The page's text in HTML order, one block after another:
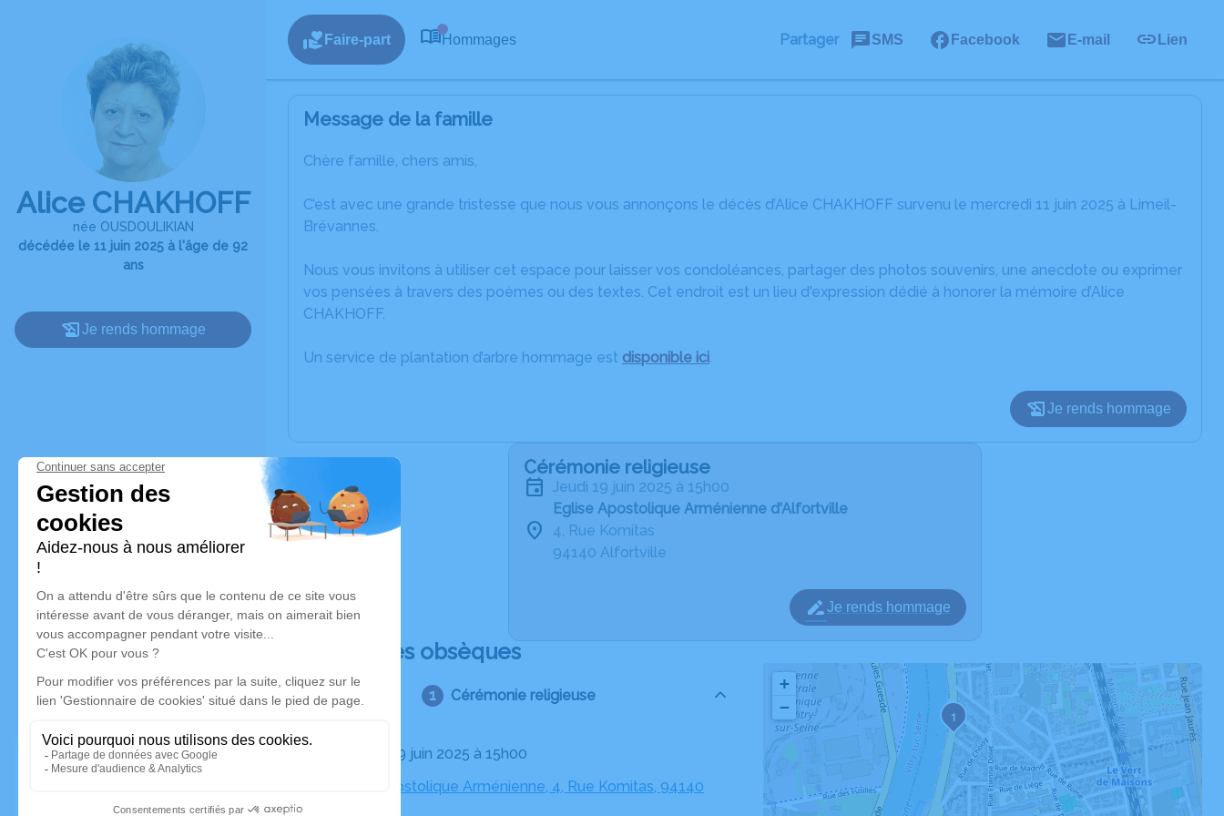
Alice CHAKHOFF
née OUSDOULIKIAN
décédée le 11 juin 2025 à l'âge de 92
ans
Je rends hommage
Faire-part Hommages Partager SMS Facebook E-mail Lien
Message de la famille
Chère famille, chers amis,
C’est avec une grande tristesse que nous vous annonçons le décès d’Alice CHAKHOFF survenu le mercredi 11 juin 2025 à Limeil-
Brévannes.
Nous vous invitons à utiliser cet espace pour laisser vos condoléances, partager des photos souvenirs, une anecdote ou exprimer
vos pensées à travers des poèmes ou des textes. Cet endroit est un lieu d'expression dédié à honorer la mémoire d’Alice
CHAKHOFF.
Un service de plantation d’arbre hommage est disponible ici.
Je rends hommage
Cérémonie religieuse
jeudi 19 juin 2025 à 15h00
Eglise Apostolique Arménienne d'Alfortville
4, Rue Komitas
94140 Alfortville
Je rends hommage
Déroulé des obsèques
Cérémonie religieuse
Le jeudi 19 juin 2025 à 15h00
Eglise Apostolique Arménienne, 4, Rue Komitas, 94140
1
+
−